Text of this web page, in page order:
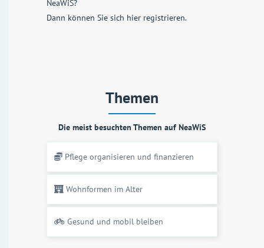
NeaWiS?
Dann können Sie sich hier registrieren.
Themen
Die meist besuchten Themen auf NeaWiS
Pflege organisieren und finanzieren
Wohnformen im Alter
Gesund und mobil bleiben